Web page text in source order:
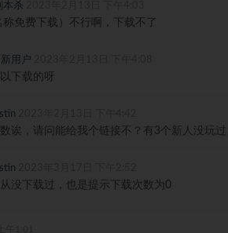
本杀
称免费下载）不行啊，下载不了
新用户
下载的呀
诶，请问能给我个链接不？有3个新人没玩过
没下载过，也是提示下载次数为0